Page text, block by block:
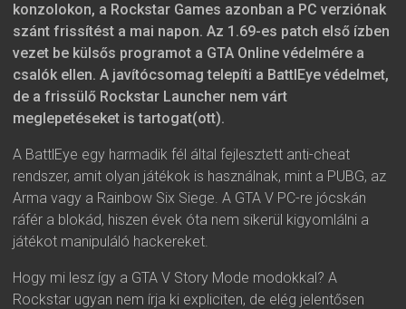
konzolokon, a Rockstar Games azonban a PC verziónak
szánt frissítést a mai napon. Az 1.69-es patch első ízben
vezet be külsős programot a GTA Online védelmére a
csalók ellen. A javítócsomag telepíti a BattlEye védelmet,
de a frissülő Rockstar Launcher nem várt
meglepetéseket is tartogat(ott).
A BattlEye egy harmadik fél által fejlesztett anti-cheat
rendszer, amit olyan játékok is használnak, mint a PUBG, az
Arma vagy a Rainbow Six Siege. A GTA V PC-re jócskán
ráfér a blokád, hiszen évek óta nem sikerül kigyomlálni a
játékot manipuláló hackereket.
Hogy mi lesz így a GTA V Story Mode modokkal? A
Rockstar ugyan nem írja ki expliciten, de elég jelentősen